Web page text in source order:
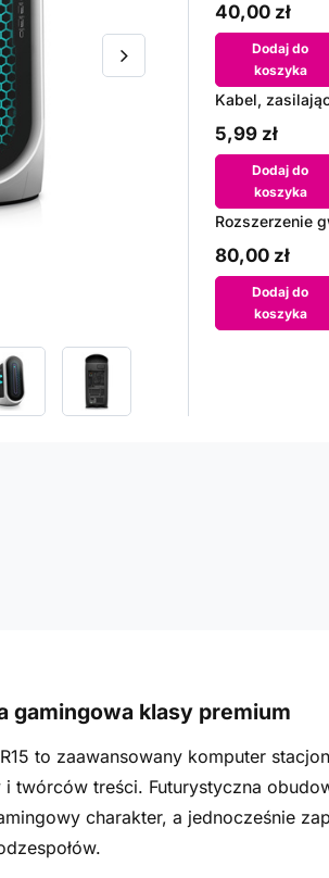
40,00 zł
Dodaj do
koszyka
Kabel,
5,99 zł
Dodaj do
koszyka
Rozszerzenie
80,00 zł
Dodaj do
koszyka
gamingowa klasy premium
to zaawansowany komputer
twórców treści. Futurystyczna
charakter, a jednocześnie